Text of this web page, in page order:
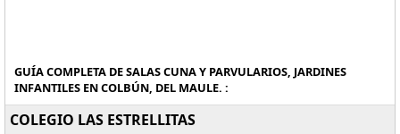
GUÍA COMPLETA DE SALAS CUNA Y PARVULARIOS, JARDINES
INFANTILES EN COLBÚN, DEL MAULE. :
COLEGIO LAS ESTRELLITAS